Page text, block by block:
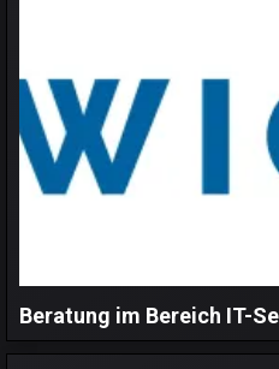
Beratung im Bereich IT-